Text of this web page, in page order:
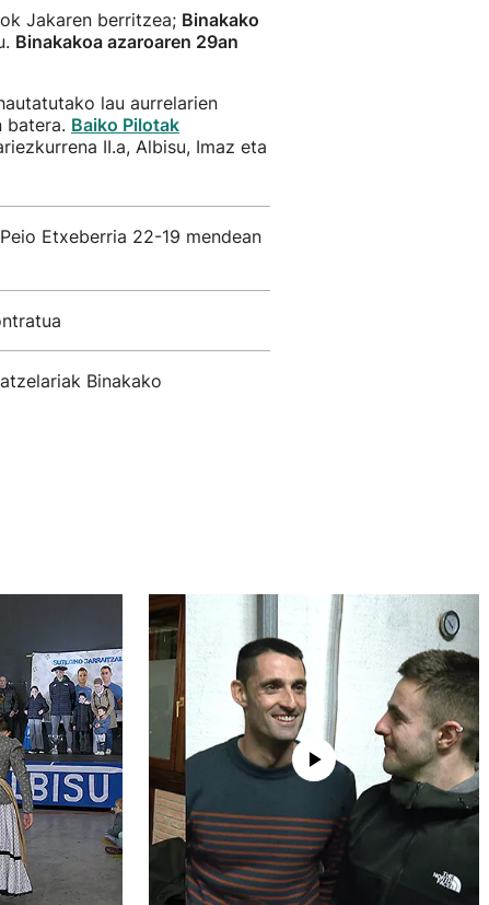
Jakaren berritzea; Binakako
Binakakoa azaroaren 29an
lau aurrelarien
batera. Baiko Pilotak
II.a, Albisu, Imaz eta
Etxeberria 22-19 mendean
Binakako